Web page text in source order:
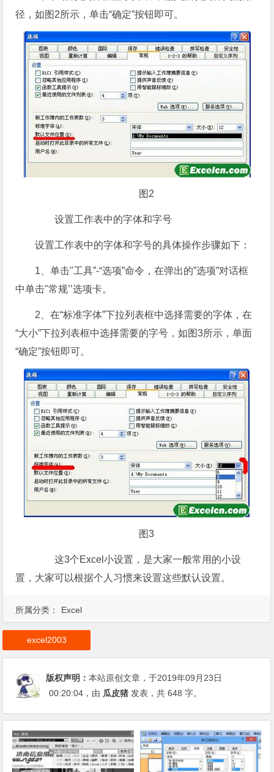
径，如图2所示，单击“确定”按钮即可。
图2
设置工作表中的字体和字号
设置工作表中的字体和字号的具体操作步骤如下：
1、单击"工具”-“选项”命令，在弹出的”选项”对话框
中单击"常规’’选项卡。
2、在“标准字体”下拉列表框中选择需要的字体，在
“大小”下拉列表框中选择需要的字号，如图3所示，单面
“确定”按钮即可。
图3
这3个Excel小设置，是大家一般常用的小设
置，大家可以根据个人习惯来设置这些默认设置。
所属分类： Excel
excel2003
版权声明：本站原创文章，于2019年09月23日
00:20:04 ，由 瓜皮猪 发表，共 648 字。